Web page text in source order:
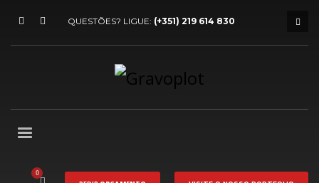
QUESTÕES? LIGUE: (+351) 219 614 830